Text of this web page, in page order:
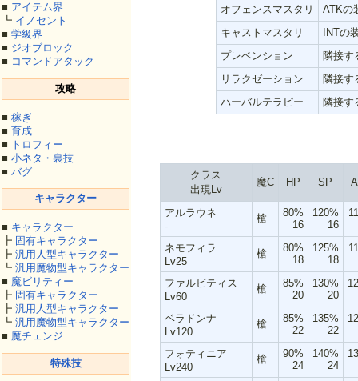
■ アイテム界
┗ イノセント
■ 学級界
■ ジオブロック
■ コマンドアタック
攻略
■ 稼ぎ
■ 育成
■ トロフィー
■ 小ネタ・裏技
■ バグ
キャラクター
■ キャラクター
┣ 固有キャラクター
┣ 汎用人型キャラクター
┗ 汎用魔物型キャラクター
■ 魔ビリティー
┣ 固有キャラクター
┣ 汎用人型キャラクター
┗ 汎用魔物型キャラクター
■ 魔チェンジ
特殊技
オフェンスマスタリ
ATKの
キャストマスタリ
INTの
プレベンション
隣接す
リラクゼーション
隣接す
ハーバルテラピー
隣接す
クラス
出現Lv
魔C HP SP
アルラウネ
-
槍
80%
16
120%
16
ネモフィラ
Lv25
槍
80%
18
125%
18
ファルビティス
Lv60
槍
85%
20
130%
20
ベラドンナ
Lv120
槍
85%
22
135%
22
フォティニア
Lv240
槍
90%
24
140%
24